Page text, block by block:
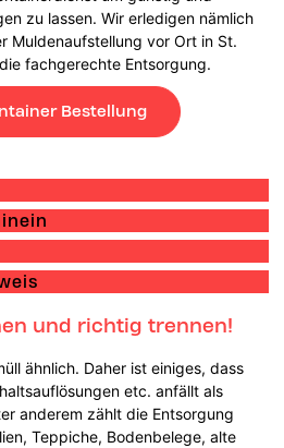
zu lassen. Wir erledigen nämlich
Muldenaufstellung vor Ort in St.
fachgerechte Entsorgung.
Bestellung
und richtig trennen!
ähnlich. Daher ist einiges, dass
etc. anfällt als
anderem zählt die Entsorgung
Teppiche, Bodenbelege, alte